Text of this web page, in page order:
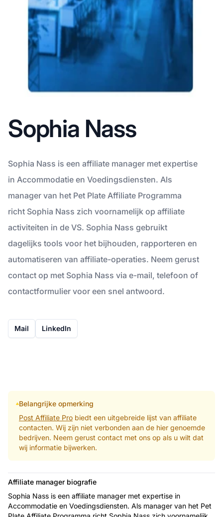
Sophia Nass
Sophia Nass is een affiliate manager met expertise
in Accommodatie en Voedingsdiensten. Als
manager van het Pet Plate Affiliate Programma
richt Sophia Nass zich voornamelijk op affiliate
activiteiten in de VS. Sophia Nass gebruikt
dagelijks tools voor het bijhouden, rapporteren en
automatiseren van affiliate-operaties. Neem gerust
contact op met Sophia Nass via e-mail, telefoon of
contactformulier voor een snel antwoord.
Mail LinkedIn
Belangrijke opmerking
Post Affiliate Probiedt een uitgebreide lijst van affiliate
contacten. Wij zijn niet verbonden aan de hier genoemde
bedrijven. Neem gerust contact met ons op als u wilt dat
wij informatie bijwerken.
Affiliate manager biografie
Sophia Nass is een affiliate manager met expertise in
Accommodatie en Voedingsdiensten. Als manager van het Pet